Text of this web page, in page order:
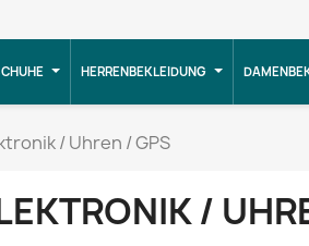
HERRENBEKLEIDUNG
/ Uhren / GPS
/